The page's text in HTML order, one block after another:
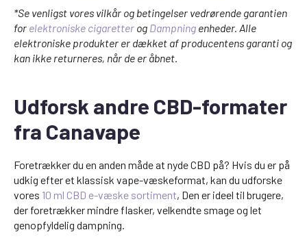
*Se venligst vores vilkår og betingelser vedrørende garantien
for elektroniske cigaretter og Dampning enheder. Alle
elektroniske produkter er dækket af producentens garanti og
kan ikke returneres, når de er åbnet.
Udforsk andre CBD-formater
fra Canavape
Foretrækker du en anden måde at nyde CBD på? Hvis du er på
udkig efter et klassisk vape-væskeformat, kan du udforske
vores 10 ml CBD e-væske sortiment, Den er ideel til brugere,
der foretrækker mindre flasker, velkendte smage og let
genopfyldelig dampning.